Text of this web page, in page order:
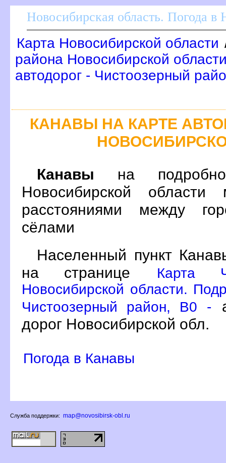
Новосибирская область. Погода в
Карта Новосибирской области
района Новосибирской
автодорог - Чистоозерный
КАНАВЫ НА КАРТЕ
Канавы на
Новосибирской
расстояниями между
сёлами
Населенный пункт
на странице
Карта
Новосибирской области.
Чистоозерный район, B0 -
дорог Новосибирской обл.
Погода в Канавы
Служба поддержки: map@novosibirsk-obl.ru